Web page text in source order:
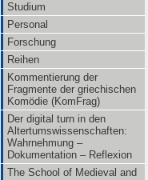
Studium
Personal
Forschung
Reihen
Kommentierung der
Fragmente der griechischen
Komödie (KomFrag)
Der digital turn in den
Altertumswissenschaften:
Wahrnehmung –
Dokumentation – Reflexion
The School of Medieval and